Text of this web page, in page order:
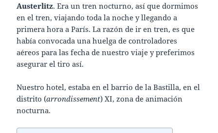
Austerlitz. Era un tren nocturno, así que dormimos
en el tren, viajando toda la noche y llegando a
primera hora a París. La razón de ir en tren, es que
había convocada una huelga de controladores
aéreos para las fecha de nuestro viaje y preferimos
asegurar el tiro así.
Nuestro hotel, estaba en el barrio de la Bastilla, en el
distrito (arrondissement) XI, zona de animación
nocturna.